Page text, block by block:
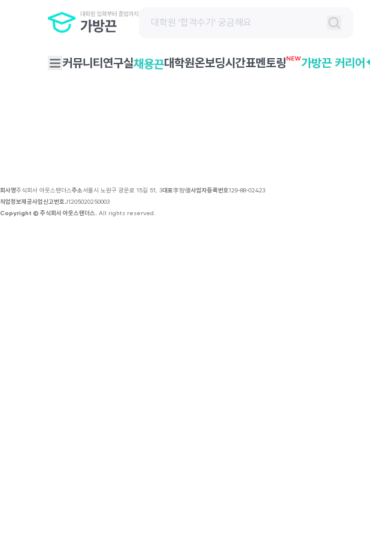
커뮤니티 연구실채용끈대학원온보딩시간표멘토링NEW가방끈 커리어
회사명주식회사 아웃스탠더스주소서울시 노원구 광운로 15길 51, 3대표李智優사업자등록번호129-88-02423
직업정보제공사업신고번호J1205020250003
Copyright © 주식회사 아웃스탠더스. All rights reserved.